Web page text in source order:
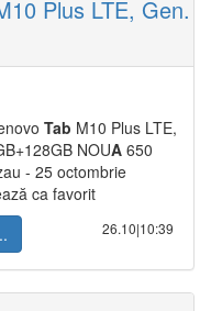
Plus LTE, Gen.
Tab M10 Plus LTE,
NOUA 650
- 25 octombrie
ca favorit
26.10|10:39